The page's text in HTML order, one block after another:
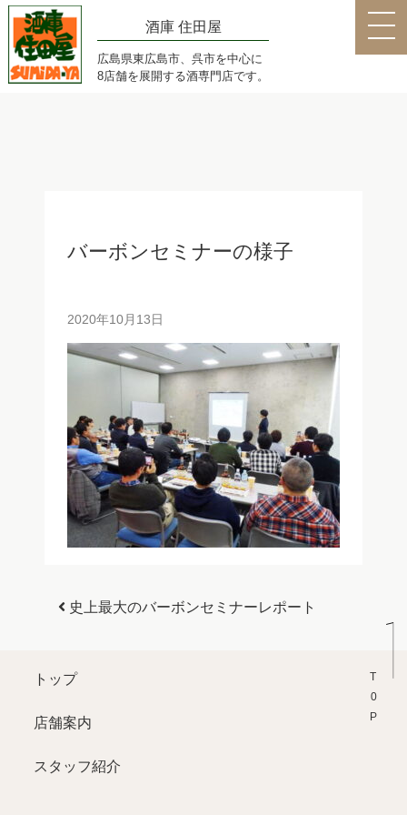
酒庫 住田屋
広島県東広島市、呉市を中心に
8店舗を展開する酒専門店です。
バーボンセミナーの様子
2020年10月13日
投稿ナビゲーション
史上最大のバーボンセミナーレポート
T0P
トップ
店舗案内
スタッフ紹介